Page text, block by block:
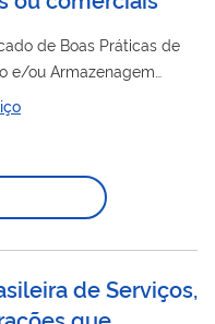
de Boas Práticas de
e/ou Armazenagem
com Produtos para
(cisão, fusão ou
empresa sucessora é que
de Serviços,